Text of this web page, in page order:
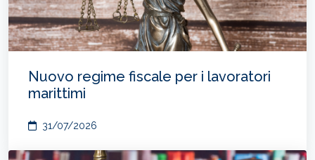
Nuovo regime fiscale per i lavoratori
marittimi
31/07/2026